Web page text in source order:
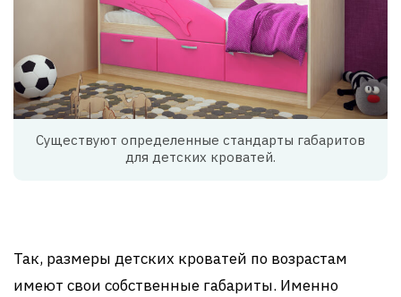
Существуют определенные стандарты габаритов
для детских кроватей.
Так, размеры детских кроватей по возрастам
имеют свои собственные габариты. Именно